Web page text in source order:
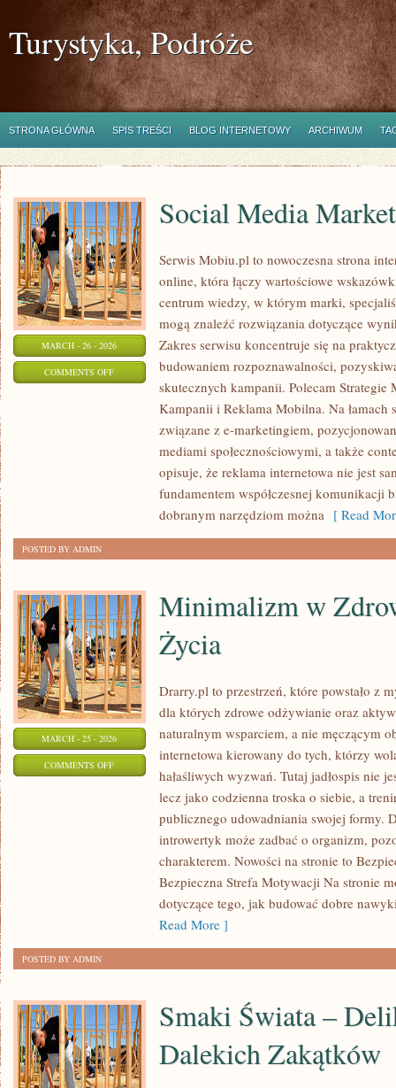
Turystyka, Podróże
STRONA GŁÓWNA SPIS TREŚCI BLOG INTERNETOWY ARCHIWUM
MARCH - 26 - 2026
COMMENTS OFFON
MARKETING
Social Media
Serwis Mobiu.pl to nowoczesna strona
online, która łączy wartościowe
centrum wiedzy, w którym marki,
mogą znaleźć rozwiązania dotyczące
Zakres serwisu koncentruje się na
budowaniem rozpoznawalności,
skutecznych kampanii. Polecam Strategie
Kampanii i Reklama Mobilna. Na łamach
związane z e-marketingiem,
mediami społecznościowymi, a także
opisuje, że reklama internetowa nie jest
fundamentem współczesnej komunikacji
dobranym narzędziom można [ Read
POSTED BY ADMIN
MARCH - 25 - 2026
COMMENTS OFFON
Minimalizm w
Życia
Drarry.pl to przestrzeń, które powstało z
dla których zdrowe odżywianie oraz
naturalnym wsparciem, a nie męczącym
internetowa kierowany do tych, którzy
hałaśliwych wyzwań. Tutaj jadłospis nie
lecz jako codzienna troska o siebie, a
publicznego udowadniania swojej formy.
introwertyk może zadbać o organizm,
charakterem. Nowości na stronie to
Bezpieczna Strefa Motywacji Na stronie
dotyczące tego, jak budować dobre
Read More ]
POSTED BY ADMIN
Smaki Świata –
Dalekich Zakątków